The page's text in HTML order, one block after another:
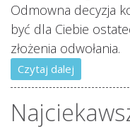
Odmowna decyzja
być dla Ciebie
złożenia odwołania.
Czytaj dalej